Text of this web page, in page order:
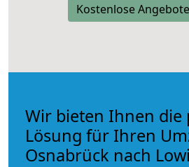
Kostenlose
Wir bieten Ihnen die
Lösung für Ihren
Osnabrück nach